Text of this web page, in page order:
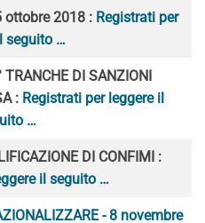
ottobre 2018 : Registrati per
seguito …
TRANCHE DI SANZIONI
: Registrati per leggere il
…
DI CONFIMI :
il seguito …
- 8 novembre